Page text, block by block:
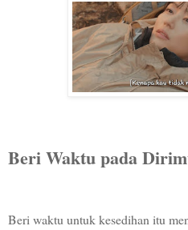
Beri Waktu pada
Beri waktu untuk kesedihan itu